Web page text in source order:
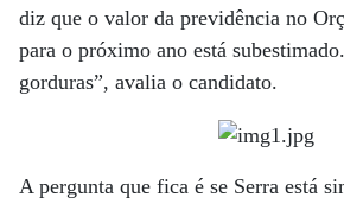
diz que o valor da previdência no
para o próximo ano está
gorduras”, avalia o candidato.
A pergunta que fica é se Serra está